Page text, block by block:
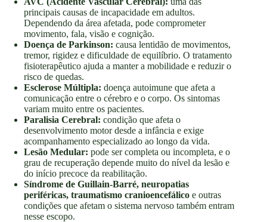
principais causas de incapacidade em adultos.
Dependendo da área afetada, pode comprometer
movimento, fala, visão e cognição.
Doença de Parkinson: causa lentidão de movimentos,
tremor, rigidez e dificuldade de equilíbrio. O tratamento
fisioterapêutico ajuda a manter a mobilidade e reduzir o
risco de quedas.
Esclerose Múltipla: doença autoimune que afeta a
comunicação entre o cérebro e o corpo. Os sintomas
variam muito entre os pacientes.
Paralisia Cerebral: condição que afeta o
desenvolvimento motor desde a infância e exige
acompanhamento especializado ao longo da vida.
Lesão Medular: pode ser completa ou incompleta, e o
grau de recuperação depende muito do nível da lesão e
do início precoce da reabilitação.
Síndrome de Guillain-Barré, neuropatias
periféricas, traumatismo cranioencefálico e outras
condições que afetam o sistema nervoso também entram
nesse escopo.